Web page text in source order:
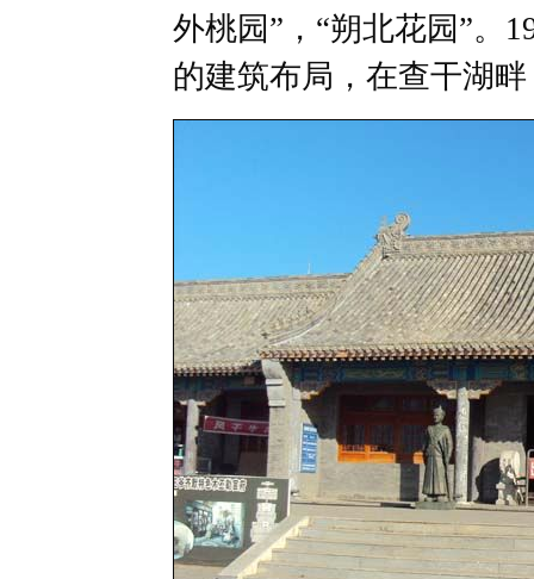
外桃园”，“朔北花园”。
的建筑布局，在查干湖